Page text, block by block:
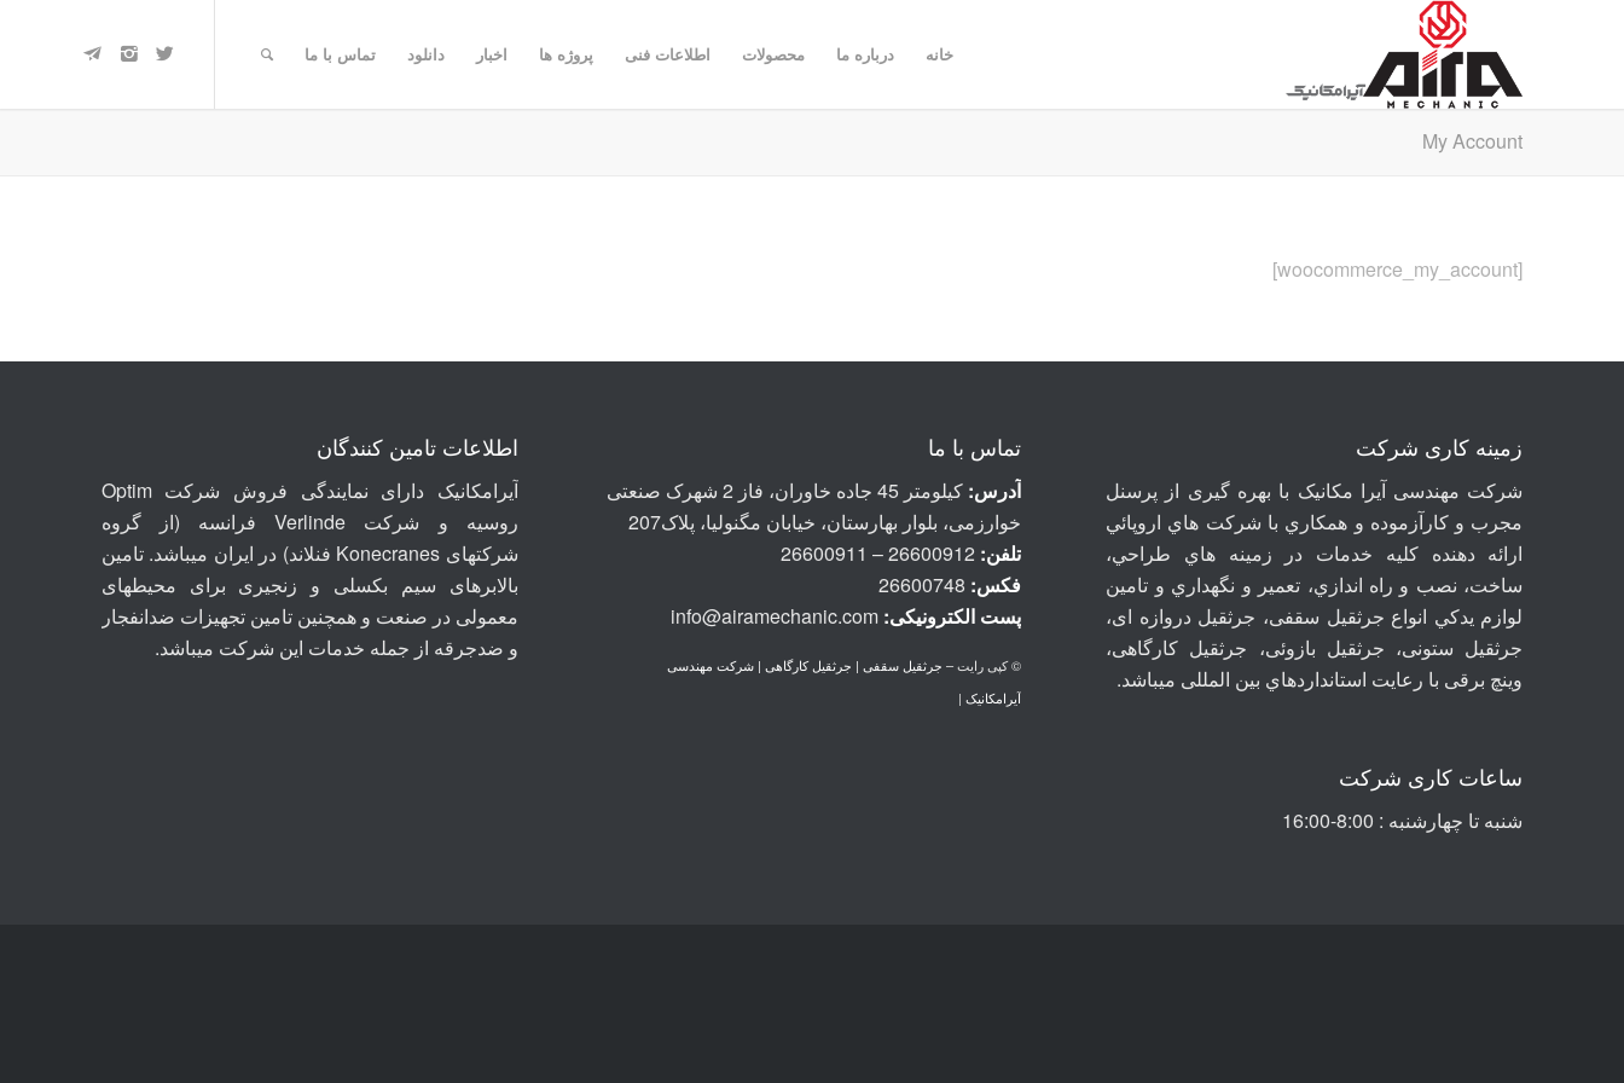
خانه درباره ما محصولات اطلاعات فنی پروژه ها اخبار دانلود تماس با ما
My Account
[woocommerce_my_account]
زمینه کاری شرکت
شرکت مهندسی آيرا مکانيک با بهره گیری از پرسنل
مجرب و کارآزموده و همکاري با شرکت هاي اروپائي
ارائه دهنده کلیه خدمات در زمينه هاي طراحي،
ساخت، نصب و راه اندازي، تعمير و نگهداري و تامين
لوازم يدکي انواع جرثقيل سقفی، جرثقيل دروازه ای،
جرثقيل ستونی، جرثقيل بازوئی، جرثقیل کارگاهی،
وینچ برقی با رعايت استانداردهاي بين المللی ميباشد.
ساعات کاری شرکت
شنبه تا چهارشنبه : 8:00-16:00
تماس با ما
آدرس:
کیلومتر 45 جاده خاوران، فاز 2 شهرک صنعتی
خوارزمی، بلوار بهارستان، خیابان مگنولیا، پلاک207
تلفن:
فکس:
پست الكترونيكی: info@airamechanic.com
© کپی رایت – جرثقیل سقفی | جرثقیل کارگاهی | شرکت مهندسی
آیرامکانیک |
اطلاعات تامین کنندگان
آیرامکانیک دارای نمایندگی فروش شرکت Optim
روسیه و شرکت Verlindeفرانسه (از گروه
شرکتهای Konecranes فنلاند) در ایران میباشد. تامین
بالابرهای سیم بکسلی و زنجیری برای محیطهای
معمولی در صنعت و همچنین تامین تجهیزات ضدانفجار
و ضدجرقه از جمله خدمات این شرکت میباشد.